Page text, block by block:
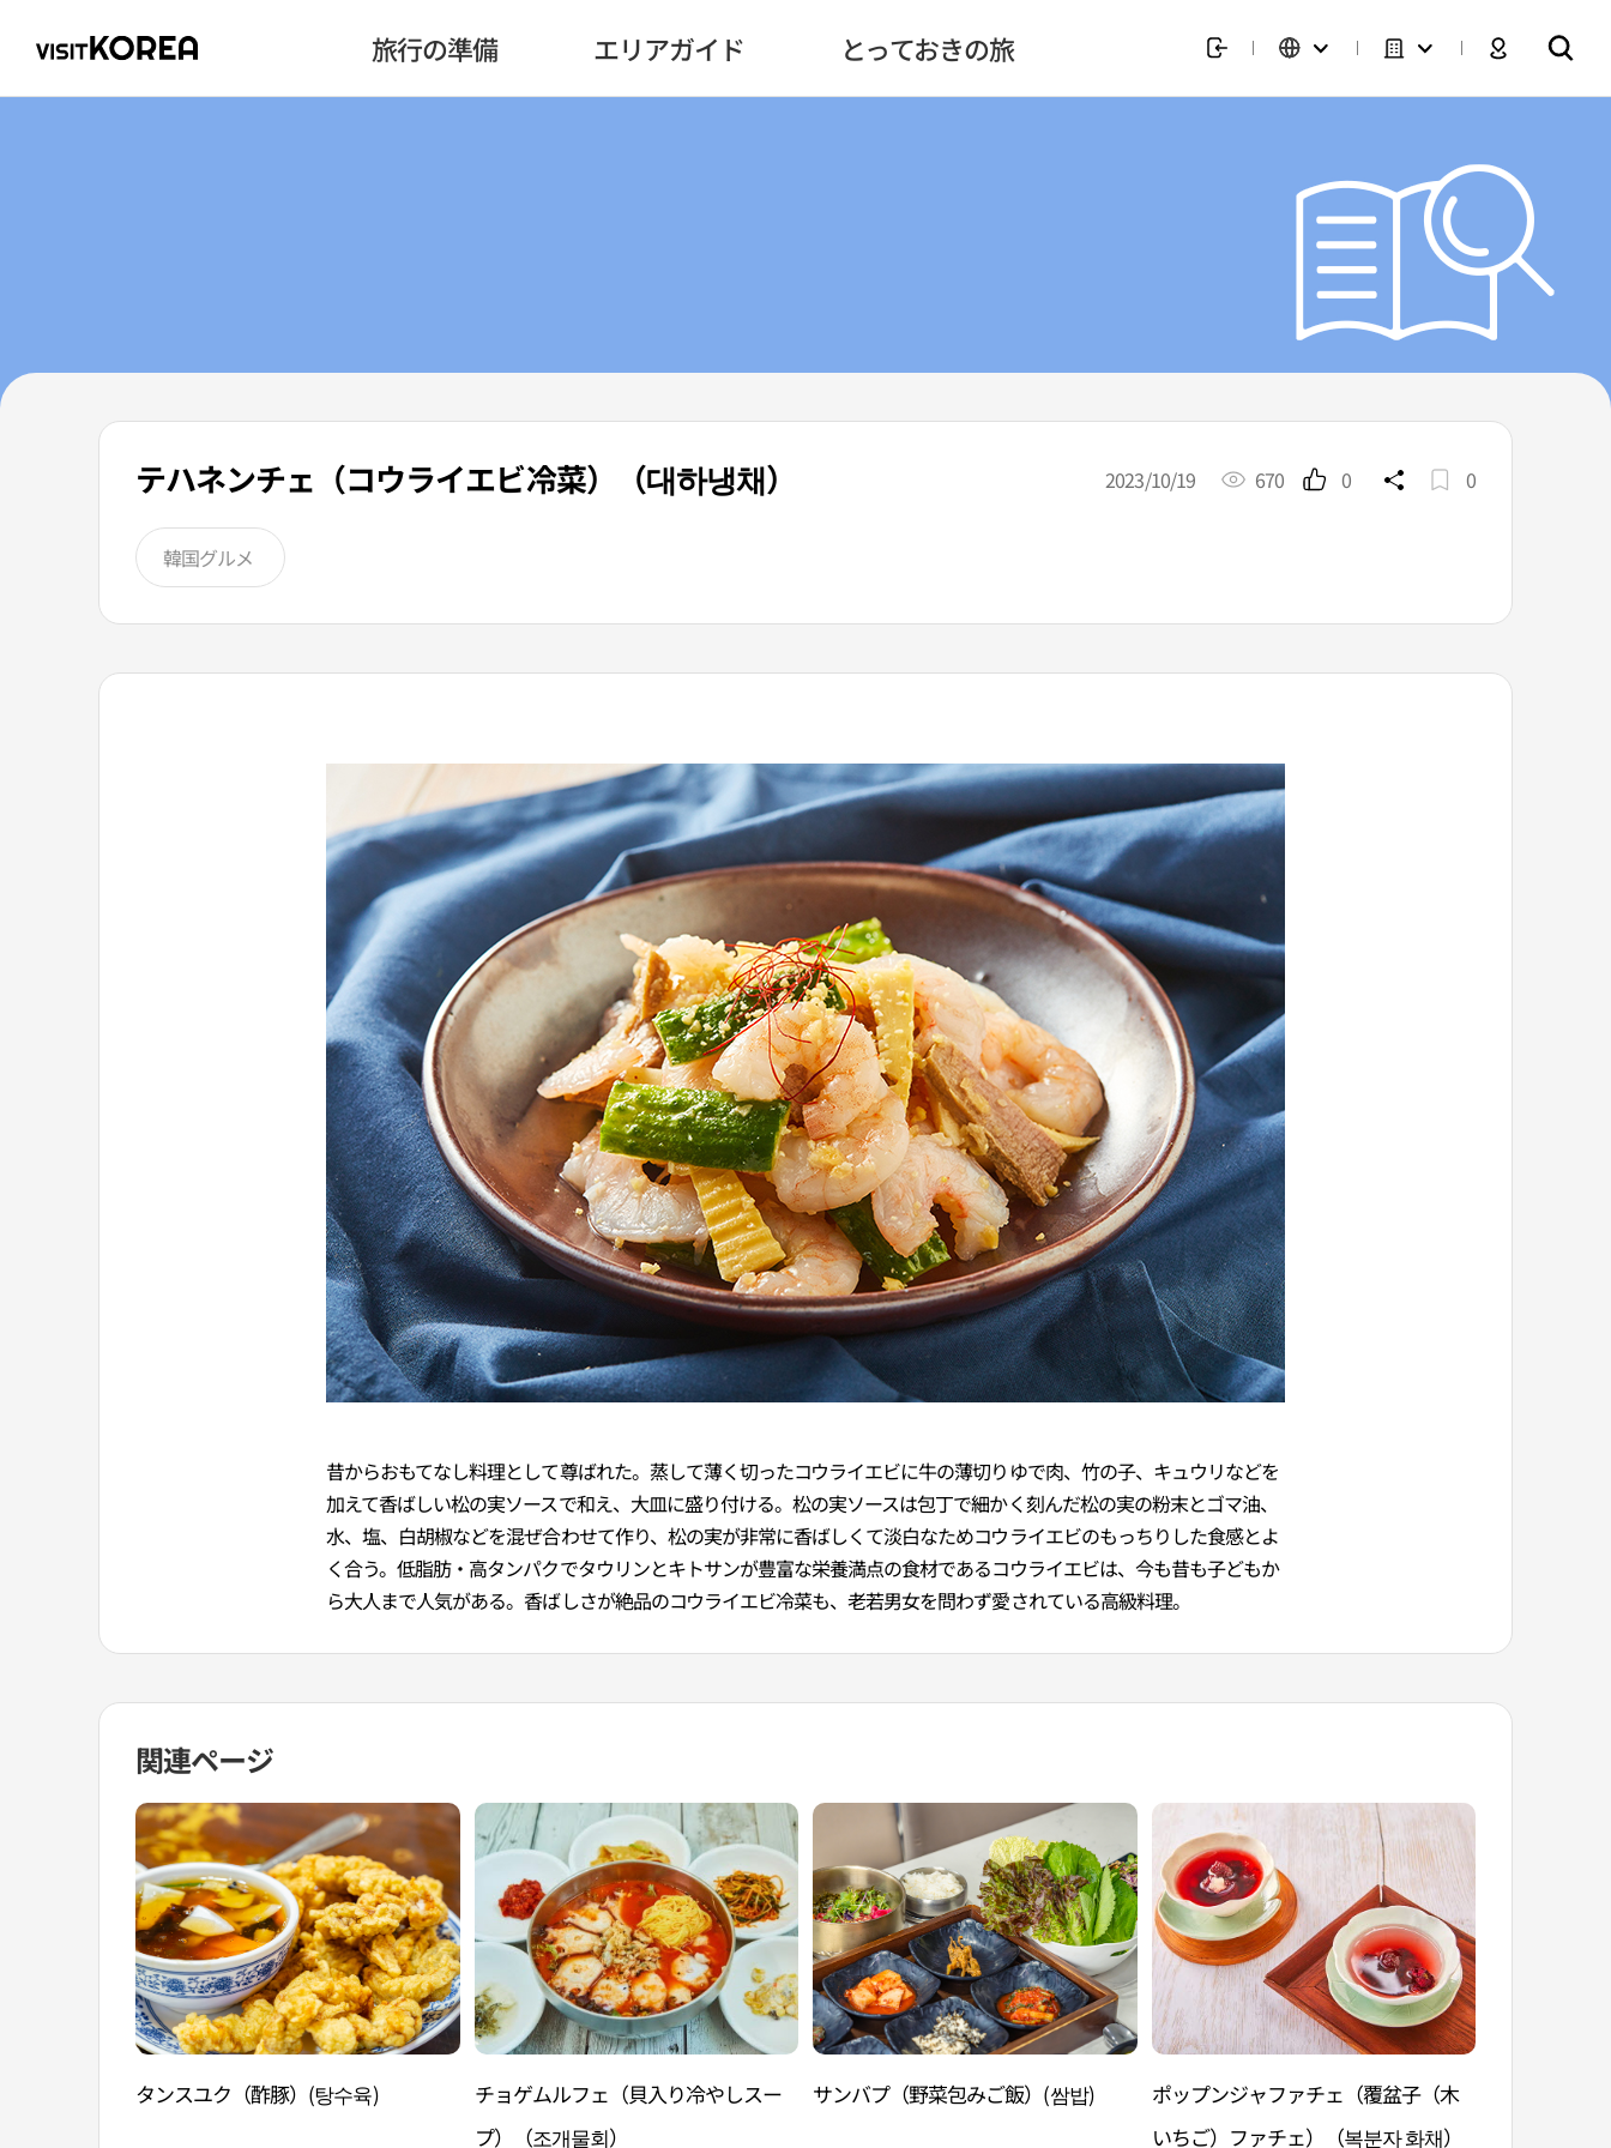
旅行の準備 エリアガイド とっておきの旅
テハネンチェ（コウライエビ冷菜）（대하냉채） 2023/10/19 670 0 0
韓国グルメ
昔からおもてなし料理として尊ばれた。蒸して薄く切ったコウライエビに牛の薄切りゆで肉、竹の子、キュウリなどを
加えて香ばしい松の実ソースで和え、大皿に盛り付ける。松の実ソースは包丁で細かく刻んだ松の実の粉末とゴマ油、
水、塩、白胡椒などを混ぜ合わせて作り、松の実が非常に香ばしくて淡白なためコウライエビのもっちりした食感とよ
く合う。低脂肪・高タンパクでタウリンとキトサンが豊富な栄養満点の食材であるコウライエビは、今も昔も子どもか
ら大人まで人気がある。香ばしさが絶品のコウライエビ冷菜も、老若男女を問わず愛されている高級料理。
関連ページ
タンスユク（酢豚）(탕수육)
チョゲムルフェ（貝入り冷やしスー
プ）（조개물회）
サンバプ（野菜包みご飯）(쌈밥)
ポップンジャファチェ（覆盆子（木
いちご）ファチェ）（복분자 화채）